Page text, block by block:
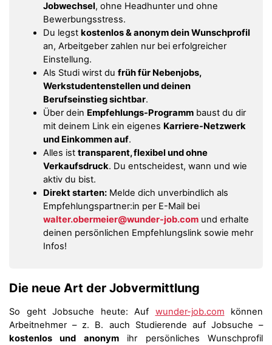
Jobwechsel, ohne Headhunter und ohne
Bewerbungsstress.
Du legst kostenlos & anonym dein Wunschprofil
an, Arbeitgeber zahlen nur bei erfolgreicher
Einstellung.
Als Studi wirst du früh für Nebenjobs,
Werkstudentenstellen und deinen
Berufseinstieg sichtbar.
Über dein Empfehlungs-Programm baust du dir
mit deinem Link ein eigenes Karriere-Netzwerk
und Einkommen auf.
Alles ist transparent, flexibel und ohne
Verkaufsdruck. Du entscheidest, wann und wie
aktiv du bist.
Direkt starten: Melde dich unverbindlich als
Empfehlungspartner:in per E-Mail bei
walter.obermeier@wunder-job.com und erhalte
deinen persönlichen Empfehlungslink sowie mehr
Infos!
Die neue Art der Jobvermittlung
So geht Jobsuche heute: Auf wunder-job.com können
Arbeitnehmer – z. B. auch Studierende auf Jobsuche –
kostenlos und anonymihr persönliches Wunschprofil